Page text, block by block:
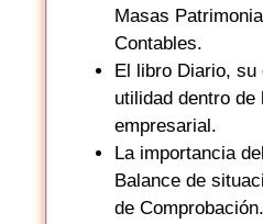
Masas
Contables.
El libro Diario, su
utilidad dentro de
empresarial.
La importancia
Balance de
de Comprobación.